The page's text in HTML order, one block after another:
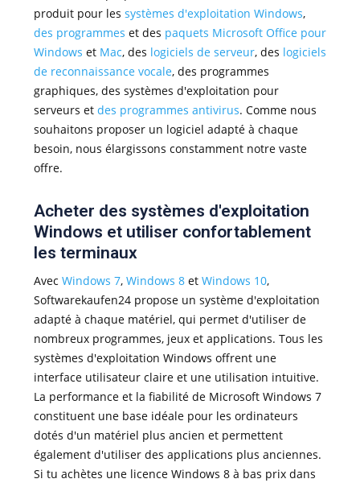
produit pour les systèmes d'exploitation Windows,
des programmes et des paquets Microsoft Office pour
Windows et Mac, des logiciels de serveur, des logiciels
de reconnaissance vocale, des programmes
graphiques, des systèmes d'exploitation pour
serveurs et des programmes antivirus. Comme nous
souhaitons proposer un logiciel adapté à chaque
besoin, nous élargissons constamment notre vaste
offre.
Acheter des systèmes d'exploitation
Windows et utiliser confortablement
les terminaux
Avec Windows 7, Windows 8et Windows 10,
Softwarekaufen24 propose un système d'exploitation
adapté à chaque matériel, qui permet d'utiliser de
nombreux programmes, jeux et applications. Tous les
systèmes d'exploitation Windows offrent une
interface utilisateur claire et une utilisation intuitive.
La performance et la fiabilité de Microsoft Windows 7
constituent une base idéale pour les ordinateurs
dotés d'un matériel plus ancien et permettent
également d'utiliser des applications plus anciennes.
Si tu achètes une licence Windows 8 à bas prix dans